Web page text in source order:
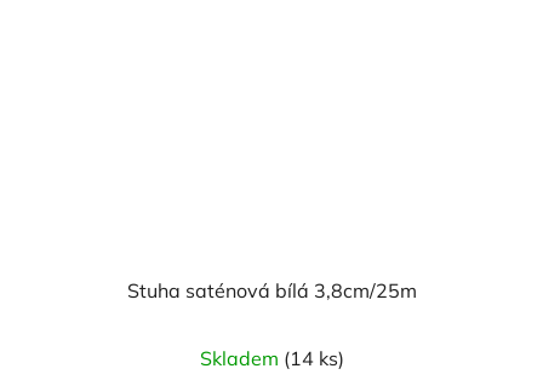
Stuha saténová bílá 3,8cm/25m
Skladem (14 ks)